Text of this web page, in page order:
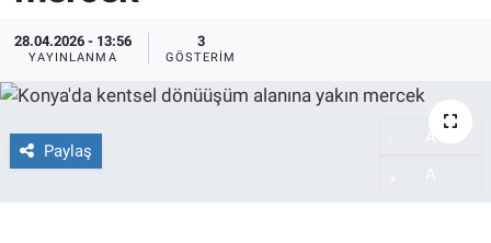
28.04.2026 - 13:56
YAYINLANMA
3
GÖSTERIM
Paylaş
Künye
Son Dakika Haberleri